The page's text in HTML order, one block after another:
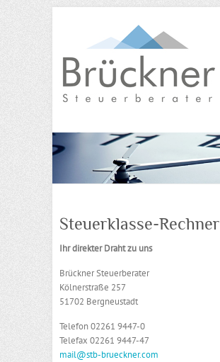
Steuerklasse-Rechner
Ihr direkter Draht zu uns
Brückner Steuerberater
Kölnerstraße 257
51702 Bergneustadt
Telefon 02261 9447-0
Telefax 02261 9447-47
mail@stb-brueckner.com